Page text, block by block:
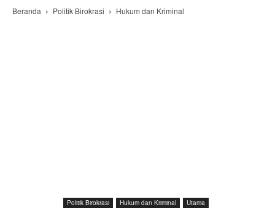
Beranda Politik Birokrasi Hukum dan Kriminal
Politik Birokrasi Hukum dan Kriminal Utama